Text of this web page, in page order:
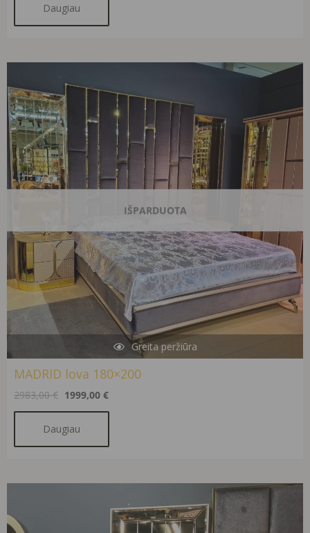
Daugiau
IŠPARDUOTA
Greita peržiūra
MADRID lova 180×200
2983,00€
was:
2983,00 €.
1999,00 €
is:
1999,00 €.
Daugiau
392,00 €.